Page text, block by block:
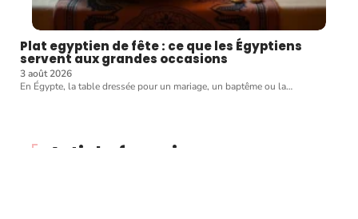
Plat egyptien de fête : ce que les Égyptiens
servent aux grandes occasions
3 août 2026
En Égypte, la table dressée pour un mariage, un baptême ou la…
Article favori